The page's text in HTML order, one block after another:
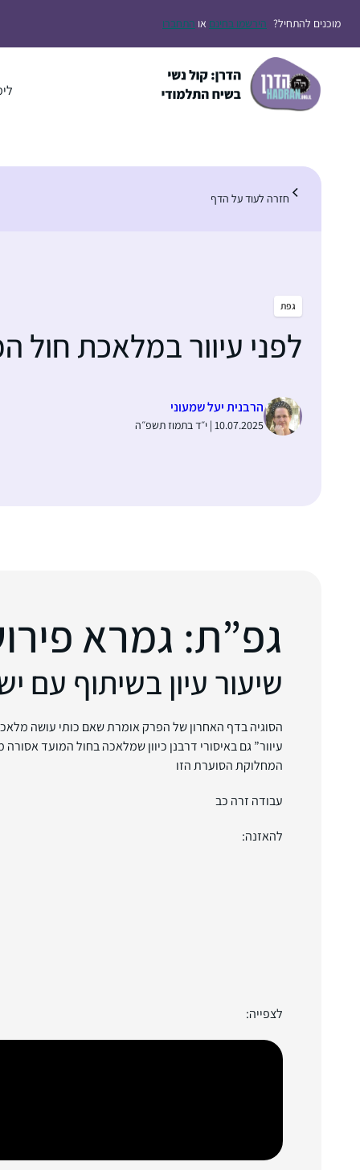
לתוכןמוכנים להתחיל? הירשמו בחינם או התחברו
חזרה לעוד על הדף
גפת
לפני עיוור במלאכת חול
הרבנית יעל שמעוני
10.07.2025 | י״ד בתמוז תשפ״ה
גפ”ת: גמרא
שיעור עיון בשיתוף עם
הסוגיה בדף האחרון של הפרק אומרת שאם כותי עושה
עיוור” גם באיסורי דרבנן כיוון שמלאכה בחול המועד
המחלוקת הסוערת הזו
עבודה זרה כב
להאזנה:
לצפייה: